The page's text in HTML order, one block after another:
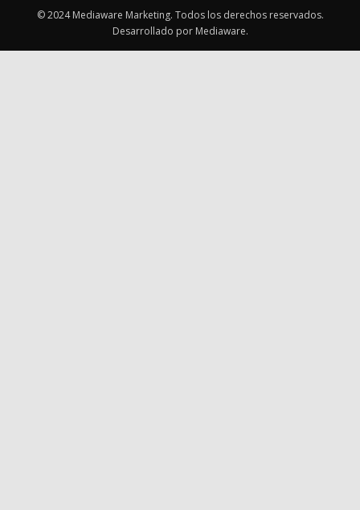
© 2024 Mediaware Marketing. Todos los derechos reservados.
Desarrollado por Mediaware.